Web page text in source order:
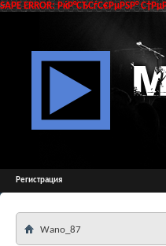
SAPE ERROR: РќР°СЂСѓС€РµРЅР°
Регистрация
Wano_87